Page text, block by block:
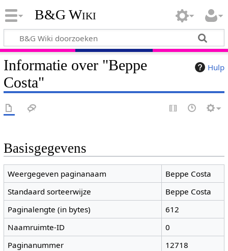
B&G Wiki
Hulp
Informatie over "Beppe
Costa"
Basisgegevens
Weergegeven paginanaam
Beppe Costa
Standaard sorteerwijze
Beppe Costa
Paginalengte (in bytes)
612
Naamruimte-ID
0
Paginanummer
12718